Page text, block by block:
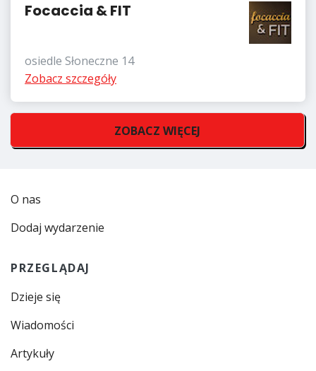
Focaccia & FIT
osiedle Słoneczne 14
Zobacz szczegóły
ZOBACZ WIĘCEJ
O nas
Dodaj wydarzenie
PRZEGLĄDAJ
Dzieje się
Wiadomości
Artykuły